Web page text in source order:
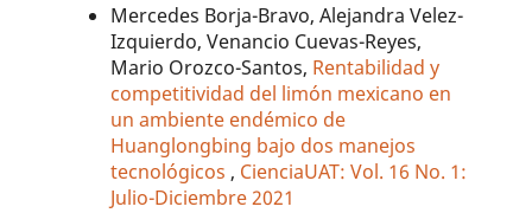
Mercedes Borja-Bravo, Alejandra Velez-
Izquierdo, Venancio Cuevas-Reyes,
Mario Orozco-Santos, Rentabilidad y
competitividad del limón mexicano en
un ambiente endémico de
Huanglongbing bajo dos manejos
tecnológicos , CienciaUAT: Vol. 16 No. 1:
Julio-Diciembre 2021